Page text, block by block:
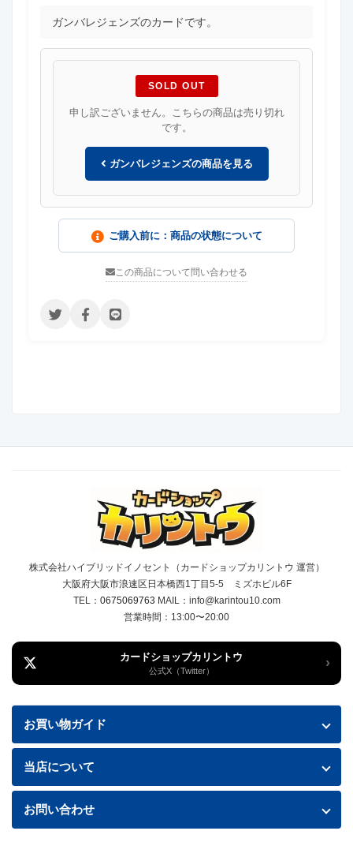
ガンバレジェンズのカードです。
SOLD OUT
申し訳ございません。こちらの商品は売り切れ
です。
ガンバレジェンズの商品を見る
ご購入前に：商品の状態について
この商品について問い合わせる
株式会社ハイブリッドイノセント（カードショップカリントウ 運営）
大阪府大阪市浪速区日本橋西1丁目5-5 ミズホビル6F
TEL： 0675069763 MAIL：info@karintou10.com
営業時間：13:00〜20:00
カードショップカリントウ
公式X（Twitter） ›
お買い物ガイド
お買い物ガイド
送料・配送について
お支払い方法
当店について
特定商取引法に基づく表記
お問い合わせ